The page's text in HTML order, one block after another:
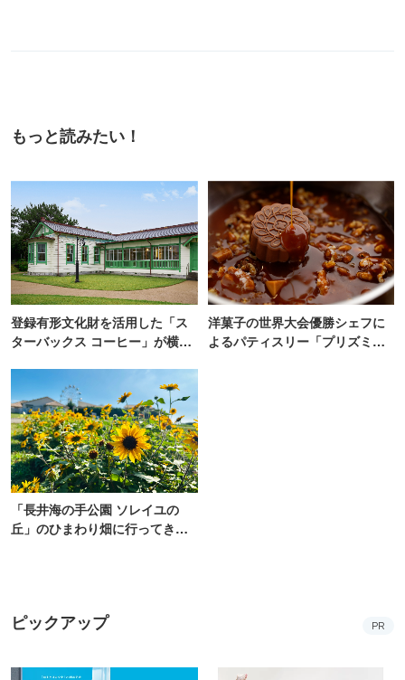
もっと読みたい！
登録有形文化財を活用した「ス
ターバックス コーヒー」が横
洋菓子の世界大会優勝シェフに
よるパティスリー「プリズミッ
「長井海の手公園 ソレイユの
丘」のひまわり畑に行ってき
ピックアップ PR